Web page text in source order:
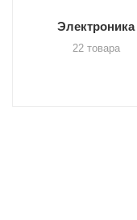
Электроника
22 товара